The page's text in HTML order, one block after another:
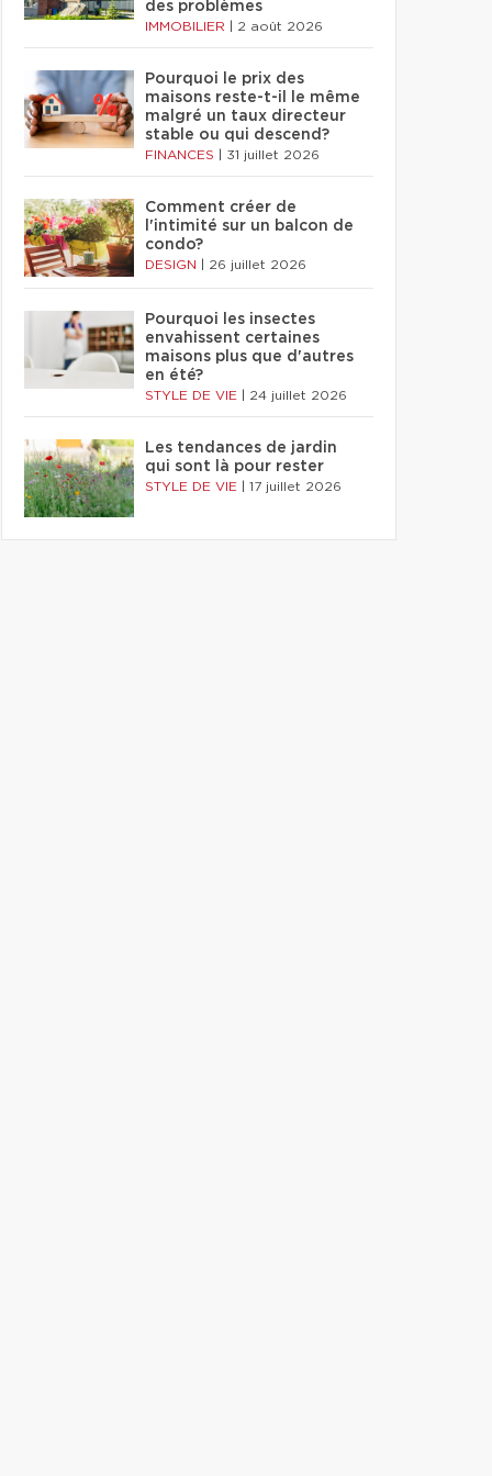
des problèmes
IMMOBILIER 2 août 2026
Pourquoi le prix des
maisons reste-t-il le même
malgré un taux directeur
stable ou qui descend?
FINANCES 31 juillet 2026
Comment créer de
l'intimité sur un balcon de
condo?
DESIGN 26 juillet 2026
Pourquoi les insectes
envahissent certaines
maisons plus que d'autres
en été?
STYLE DE VIE 24 juillet 2026
Les tendances de jardin
qui sont là pour rester
STYLE DE VIE 17 juillet 2026